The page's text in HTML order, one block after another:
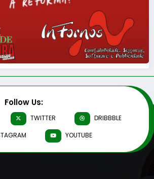
Follow Us:
TWITTER
DRIBBBLE
YOUTUBE